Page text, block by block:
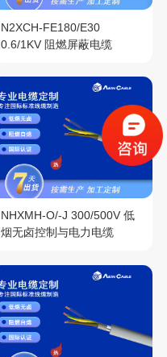
N2XCH-FE180/E30
0.6/1KV 阻燃屏蔽电缆
NHXMH-O/-J 300/500V 低
烟无卤控制与电力电缆